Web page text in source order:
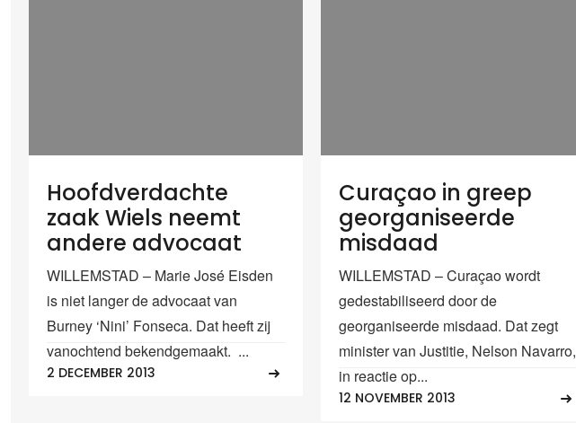
Hoofdverdachte
zaak Wiels neemt
andere advocaat
WILLEMSTAD – Marie José Eisden
is niet langer de advocaat van
Burney ‘Nini’ Fonseca. Dat heeft zij
vanochtend bekendgemaakt. ...
2 DECEMBER 2013
Curaçao in greep
georganiseerde
misdaad
WILLEMSTAD – Curaçao wordt
gedestabiliseerd door de
georganiseerde misdaad. Dat zegt
minister van Justitie, Nelson Navarro,
in reactie op...
12 NOVEMBER 2013